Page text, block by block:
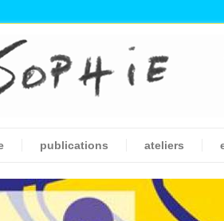
publications ateliers